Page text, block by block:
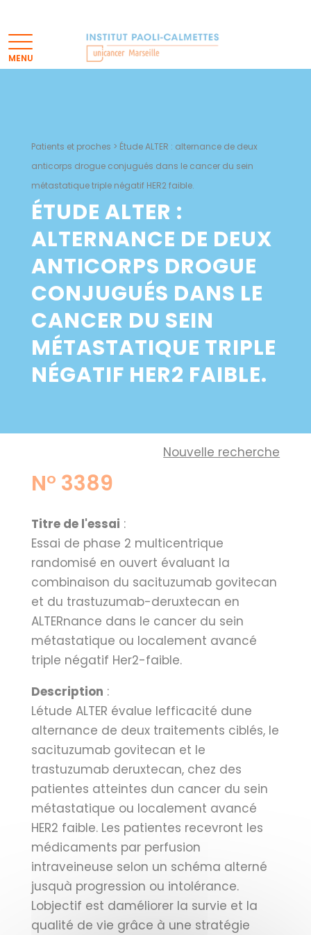
Patients et proches > Étude ALTER : alternance de deux
anticorps drogue conjugués dans le cancer du sein
métastatique triple négatif HER2 faible.
ÉTUDE ALTER :
ALTERNANCE DE DEUX
ANTICORPS DROGUE
CONJUGUÉS DANS LE
CANCER DU SEIN
MÉTASTATIQUE TRIPLE
NÉGATIF HER2 FAIBLE.
Nouvelle recherche
N° 3389
Titre de l'essai :
Essai de phase 2 multicentrique
randomisé en ouvert évaluant la
combinaison du sacituzumab govitecan
et du trastuzumab-deruxtecan en
ALTERnance dans le cancer du sein
métastatique ou localement avancé
triple négatif Her2-faible.
Description :
Létude ALTER évalue lefficacité dune
alternance de deux traitements ciblés, le
sacituzumab govitecan et le
trastuzumab deruxtecan, chez des
patientes atteintes dun cancer du sein
métastatique ou localement avancé
HER2 faible. Les patientes recevront les
médicaments par perfusion
intraveineuse selon un schéma alterné
jusquà progression ou intolérance.
Lobjectif est daméliorer la survie et la
qualité de vie grâce à une stratégie